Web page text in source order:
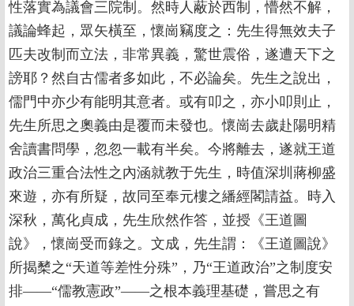
性落實為議會三院制。然時人蔽於西制，懵然不解，
議論蜂起，眾矢橫至，懷崗竊度之：先生得無效夫子
匹夫改制而立法，非常異義，驚世震俗，遂遭天下之
謗耶？然自古儒者多如此，不必論矣。先生之說出，
儒門中亦少有能明其意者。或有叩之，亦小叩則止，
先生所思之奧義由是覆而未發也。懷崗去歲赴陽明精
舍讀書問學，忽忽一載有半矣。今將離去，遂就王道
政治三重合法性之內涵就教于先生，時值深圳蔣柳盛
來遊，亦有所疑，故同至奉元樓之繙經閣請益。時入
深秋，萬化貞成，先生欣然作答，並授《王道圖
說》，懷崗受而錄之。文成，先生謂：《王道圖說》
所揭櫫之“天道等差性分殊”，乃“王道政治”之制度安
排——“儒教憲政”——之根本義理基礎，嘗思之有